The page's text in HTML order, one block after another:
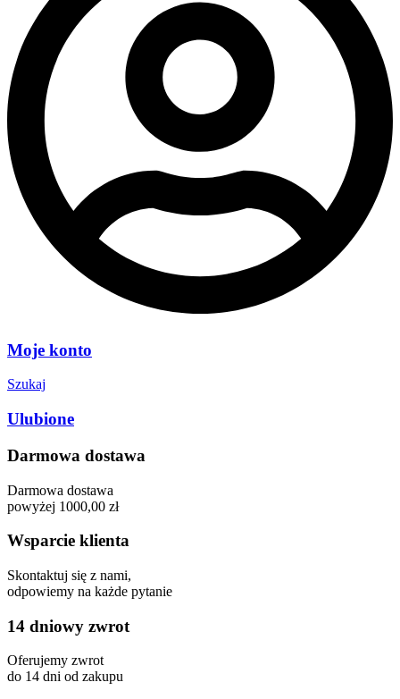
Moje konto
Szukaj
Ulubione
Darmowa dostawa
Darmowa dostawa
powyżej 1000,00 zł
Wsparcie klienta
Skontaktuj się z nami,
odpowiemy na każde pytanie
14 dniowy zwrot
Oferujemy zwrot
do 14 dni od zakupu